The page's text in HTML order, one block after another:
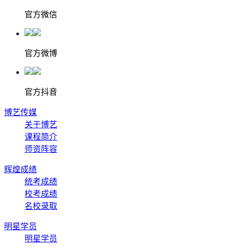
官方微信
官方微博
官方抖音
博艺传媒
关于博艺
课程简介
师资阵容
辉煌成绩
统考成绩
校考成绩
名校录取
明星学员
明星学员